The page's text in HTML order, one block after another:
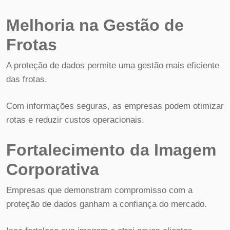
Melhoria na Gestão de
Frotas
A proteção de dados permite uma gestão mais eficiente
das frotas.
Com informações seguras, as empresas podem otimizar
rotas e reduzir custos operacionais.
Fortalecimento da Imagem
Corporativa
Empresas que demonstram compromisso com a
proteção de dados ganham a confiança do mercado.